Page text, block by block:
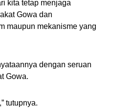
kita tetap menjaga
Gowa dan
maupun mekanisme yang
dengan seruan
Gowa.
tutupnya.